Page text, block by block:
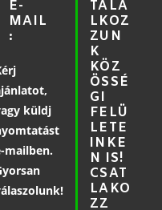
E-
MAIL
:
küldj
mailben.
TALÁ
LKOZ
ZUN
K
KÖZ
ÖSSÉ
GI
FELÜ
LETE
INKE
N IS!
CSAT
LAKO
ZZ